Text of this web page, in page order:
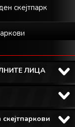
скејтпарк
ЛИЦА